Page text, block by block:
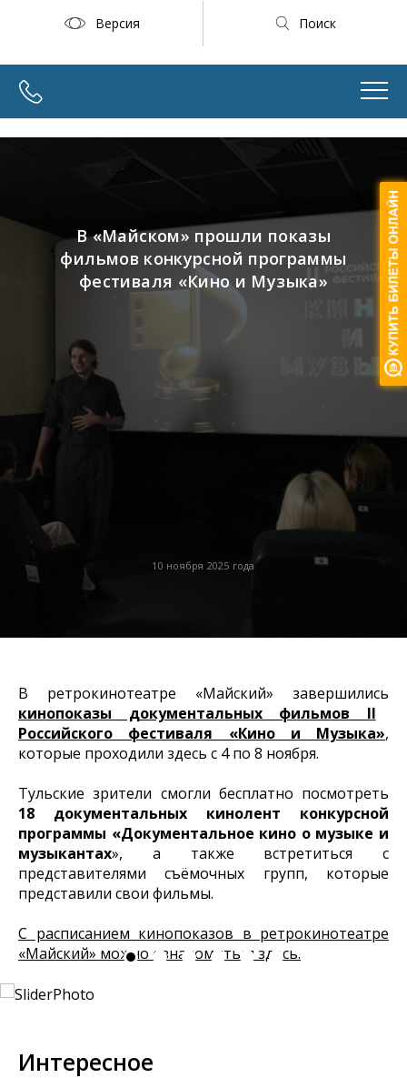
Версия Поиск
10 ноября 2025 года
В «Майском» прошли показы
фильмов конкурсной программы
фестиваля «Кино и Музыка»
В ретрокинотеатре «Майский» завершились
кинопоказы документальных фильмов II
Российского фестиваля «Кино и Музыка»,
которые проходили здесь с 4 по 8 ноября.
Тульские зрители смогли бесплатно посмотреть
18 документальных кинолент конкурсной
программы «Документальное кино о музыке и
музыкантах», а также встретиться с
представителями съёмочных групп, которые
представили свои фильмы.
С расписанием кинопоказов в ретрокинотеатре
«Майский» можно ознакомиться здесь.
Интересное